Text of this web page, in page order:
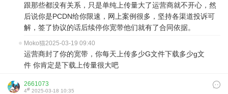
跟那些都没有关系，只是单纯上传量大了运营商就不开心，然
后说你是PCDN给你限速，网上案例很多，坚持各渠道投诉可
解，签了协议的话后续停你宽带他们就有了合同依据。
Moko猫2025-03-19 09:40
运营商封了你的宽带，你每天上传多少G文件下载多少g文
件 你肯定是下载上传量很大吧
2661073
4# 2025-03-18 10:35